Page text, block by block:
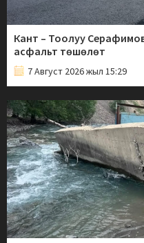
Кант – Тоолуу
асфальт төшөлөт
7 Август 2026 жыл 15:29